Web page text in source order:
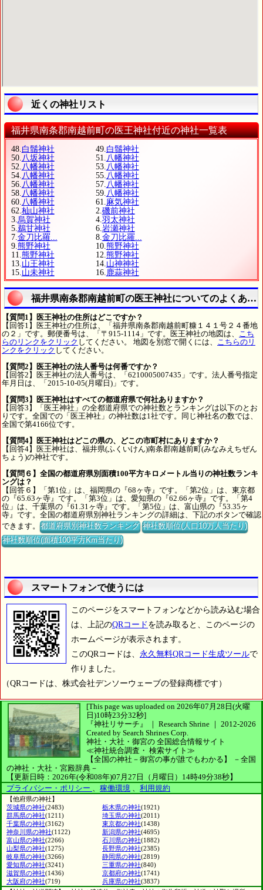
近くの神社リスト
福井県南条郡南越前町の医王神社付近の神社一覧表
48. 白鬚神社 49. 白鬚神社
50. 八坂神社 51. 八幡神社
52. 八幡神社 53. 八幡神社
54. 八幡神社 55. 八幡神社
56. 八幡神社 57. 八幡神社
58. 八幡神社 59. 八幡神社
60. 八幡神社 61. 麻気神社
62. 杣山神社 2. 磯前神社
3. 烏賀神社 4. 羽太神社
5. 鵜甘神社 6. 岩瀬神社
7. 金刀比羅... 8. 金刀比羅...
9. 熊野神社 10. 熊野神社
11. 熊野神社 12. 熊野神社
13. 山王神社 14. 山神神社
15. 山未神社 16. 鹿蒜神社
福井県南条郡南越前町の医王神社についてのよくある
【質問1】医王神社の住所はどこですか？
【回答1】医王神社の住所は、「福井県南条郡南越前町糠１４１号２４番地
の２」です。郵便番号は、「〒915-1114」です。医王神社の地図は、
こち
らのリンクをクリック してください。 地図を別窓で開くには、
こちらのリ
ンクをクリック してください。
【質問2】医王神社の法人番号は何番ですか？
【回答2】医王神社の法人番号は、「6210005007435」です。法人番号指定
年月日は、「2015-10-05(月曜日)」です。
【質問3】医王神社はすべての都道府県で何社ありますか？
【回答3】「医王神社」の全都道府県での神社数とランキングは以下のとお
りです。全国での「医王神社」の神社数は1社です。同じ神社名の数では、
全国で第4166位です。
【質問4】医王神社はどこの県の、どこの市町村にありますか？
【回答4】医王神社は、福井県(ふくいけん)南条郡南越前町(みなみえちぜん
ちょう)の神社です。
【質問６】全国の都道府県別面積100平方キロメートル当りの神社数ランキ
ングは？
【回答６】「第1位」は、福岡県の『68ヶ寺』です。「第2位」は、東京都
の『65.63ヶ寺』です。「第3位」は、愛知県の『62.66ヶ寺』です。「第4
位」は、千葉県の『61.31ヶ寺』です。「第5位」は、富山県の『53.35ヶ
寺』です。全国の都道府県別神社ランキングの詳細は、下記のボタンで確認
できます。都道府県別神社数ランキング 神社数順位(人口10万人当たり)
神社数順位(面積100平方Km当たり)
スマートフォンで使うには
このページをスマートフォンなどから読み込む場合
は、上記のQRコード を読み取ると、このページの
ホームページが表示されます。
このQRコードは、 永久無料QRコード生成ツールで
作りました。
（QRコードは、株式会社デンソーウェーブの登録商標です）
[This page was uploaded on 2026年07月28日(火曜
日)10時23分32秒]
『神社リサーチ』 ｜ Research Shrine ｜ 2012-2026
Created by Search Shrines Corp.
神社・大社・御宮の 全国総合情報サイト
≪神社統合調査・ 検索サイト≫
【全国の神社－御宮の事が誰でもわかる】
－全国
の神社・大社・宮殿辞典－
【更新日時：2026年(令和08年)07月27日（月曜日）14時49分38秒】
プライバシー・ポリシー
稼働環境 利用規約
【他府県の神社】
茨城県の神社(2483) 栃木県の神社(1921)
群馬県の神社(1211) 埼玉県の神社(2011)
千葉県の神社(3162) 東京都の神社(1438)
神奈川県の神社(1122) 新潟県の神社(4695)
富山県の神社(2266) 石川県の神社(1882)
山梨県の神社(1275) 長野県の神社(2385)
岐阜県の神社(3266) 静岡県の神社(2819)
愛知県の神社(3241) 三重県の神社(840)
滋賀県の神社(1436) 京都府の神社(1741)
大阪府の神社(719) 兵庫県の神社(3837)